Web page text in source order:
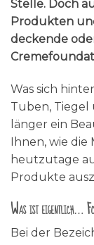
Stelle. Doch
Produkten
deckende
Was sich
Tuben, Tiegel
länger ein
Ihnen, wie
heutzutage
Produkte
Was ist eigentlich…
Bei der